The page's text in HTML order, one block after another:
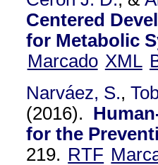
Centered
for Metabolic
Marcado XML
Narváez, S.,
(2016).
for the
219. RTF